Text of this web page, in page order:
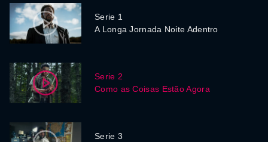
Serie 1
A Longa Jornada Noite Adentro
Serie 2
Como as Coisas Estão Agora
Serie 3